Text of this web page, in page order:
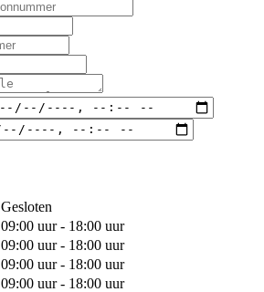
Gesloten
09:00 uur - 18:00 uur
09:00 uur - 18:00 uur
09:00 uur - 18:00 uur
09:00 uur - 18:00 uur